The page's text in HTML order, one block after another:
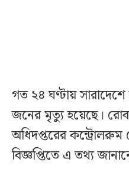
গত ২৪ ঘণ্টায়
জনের মৃত্যু হয়েছে।
অধিদপ্তরের
বিজ্ঞপ্তিতে এ তথ্য